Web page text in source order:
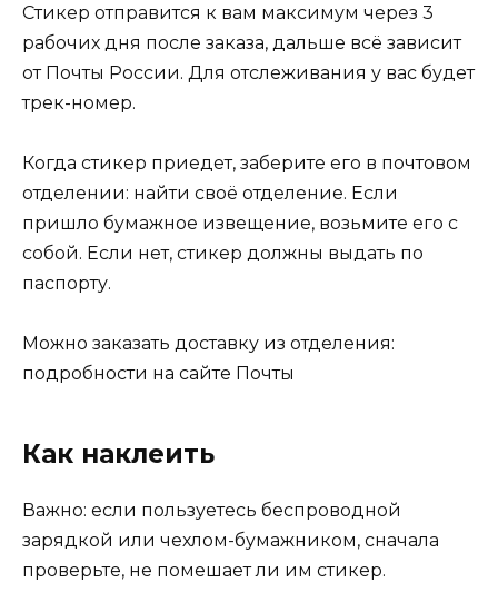
Стикер отправится к вам максимум через 3
рабочих дня после заказа, дальше всё зависит
от Почты России. Для отслеживания у вас будет
трек-номер.
Когда стикер приедет, заберите его в почтовом
отделении: найти своё отделение. Если
пришло бумажное извещение, возьмите его с
собой. Если нет, стикер должны выдать по
паспорту.
Можно заказать доставку из отделения:
подробности на сайте Почты
Как наклеить
Важно: если пользуетесь беспроводной
зарядкой или чехлом-бумажником, сначала
проверьте, не помешает ли им стикер.